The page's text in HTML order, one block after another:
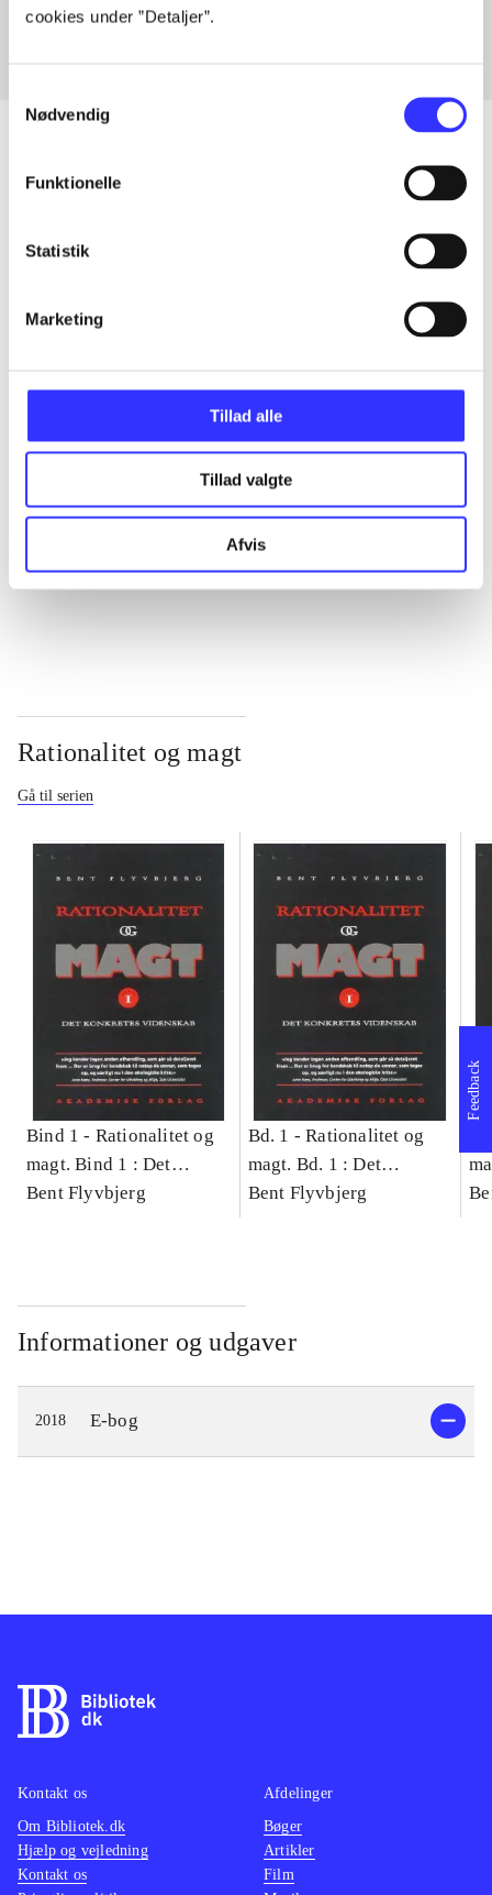
cookies under ”Detaljer”.
Nødvendig
Funktionelle
Statistik
Marketing
Tillad alle
Tillad valgte
Afvis
...
...
Rationalitet og magt
Gå til serien
Bind 1 - Rationalitet og
magt. Bind 1 : Det
konkretes videnskab
Bent Flyvbjerg
Bd. 1 -Rationalitet og
magt. Bd. 1 : Det
konkretes videnskab
Bent Flyvbjerg
Informationer og udgaver
2018 E-bog
Feedback
Kontakt os
Om Bibliotek.dk
Hjælp og vejledning
Kontakt os
Afdelinger
Bøger
Artikler
Film